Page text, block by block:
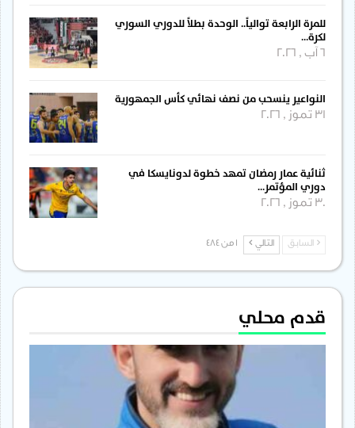
للمرة الرابعة توالياً.. الوحدة بطلاً للدوري السوري
لكرة…
النواعير ينسحب من نصف نهائي كأس الجمهورية
31 تموز , 2026
ثنائية عمار رمضان تمهد خطوة لدونايسكا في
دوري المؤتمر…
30 تموز , 2026
السابق التالي
قدم محلي